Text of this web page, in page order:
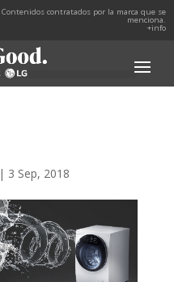
Contenidos contratados por la marca que se
menciona.
+info
| 3 Sep, 2018